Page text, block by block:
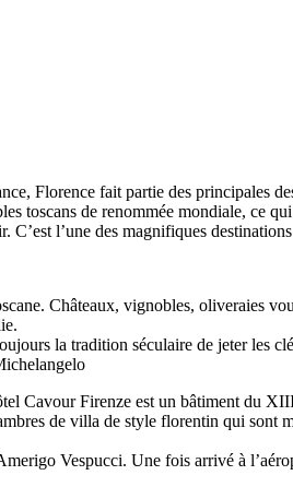
Florence fait partie des principales
toscans de renommée mondiale, ce
C’est l’une des magnifiques
Châteaux, vignobles, oliveraies
la tradition séculaire de jeter les
Cavour Firenze est un bâtiment du
de villa de style florentin qui sont
Vespucci. Une fois arrivé à